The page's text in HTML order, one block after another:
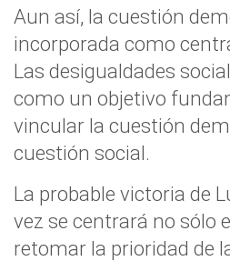
Aun así, la cuestión
incorporada como
Las desigualdades
como un objetivo
vincular la cuestión
cuestión social.
La probable victoria de
vez se centrará no sólo
retomar la prioridad de